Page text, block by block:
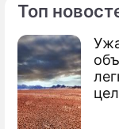
Топ
По теме
осень"
спектакли